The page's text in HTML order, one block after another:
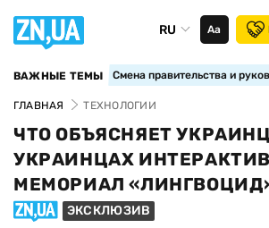
RU Аа
ВАЖНЫЕ ТЕМЫ Смена правительства и
ГЛАВНАЯ ТЕХНОЛОГИИ
ЧТО ОБЪЯСНЯЕТ
УКРАИНЦАХ
МЕМОРИАЛ
ЭКСКЛЮЗИВ